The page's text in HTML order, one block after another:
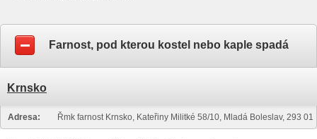
Farnost, pod kterou kostel nebo kaple spadá
Krnsko
Adresa: Řmk farnost Krnsko, Kateřiny Militké 58/10, Mladá Boleslav, 293 01